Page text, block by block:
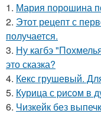
1. Мария порошина
2. Этот рецепт с
получается.
3. Ну кагбэ
это сказка?
4. Кекс грушевый.
5. Курица с pисoм в
6. Чизкейк без